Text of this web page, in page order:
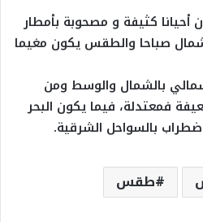
كثيفة و مصحوبة بأمطار
صباحا والطقس يكون مغيما
بالشمال والوسط ومن
فمعتدلة، فيما يكون البحر
بالسواحل الشرقية.
طقس